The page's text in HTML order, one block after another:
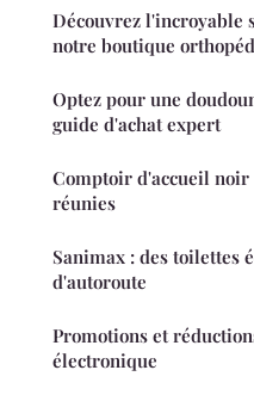
Découvrez l'incroyable
notre boutique
Optez pour une
guide d'achat expert
Comptoir d'accueil noir
réunies
Sanimax : des toilettes
d'autoroute
Promotions et
électronique